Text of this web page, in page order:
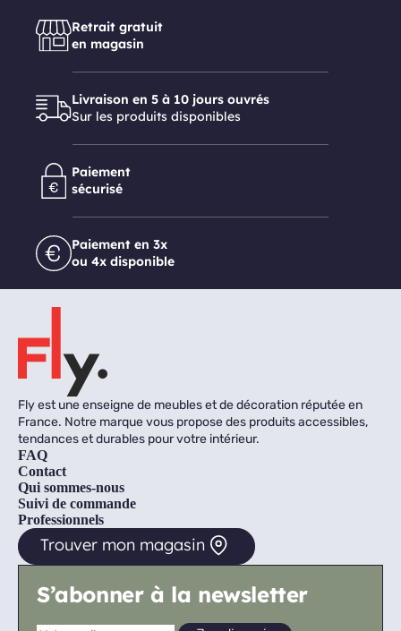
Retrait gratuit
en magasin
Livraison en 5 à 10 jours ouvrés
Sur les produits disponibles
Paiement
sécurisé
Paiement en 3x
ou 4x disponible
Fly est une enseigne de meubles et de décoration réputée en
France. Notre marque vous propose des produits accessibles,
tendances et durables pour votre intérieur.
FAQ
Contact
Qui sommes-nous
Suivi de commande
Professionnels
Trouver mon magasin
S’abonner à la newsletter